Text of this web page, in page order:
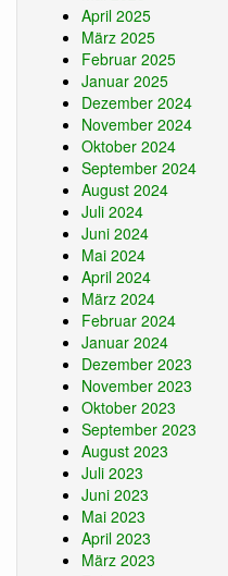
April 2025
März 2025
Februar 2025
Januar 2025
Dezember 2024
November 2024
Oktober 2024
September 2024
August 2024
Juli 2024
Juni 2024
Mai 2024
April 2024
März 2024
Februar 2024
Januar 2024
Dezember 2023
November 2023
Oktober 2023
September 2023
August 2023
Juli 2023
Juni 2023
Mai 2023
April 2023
März 2023